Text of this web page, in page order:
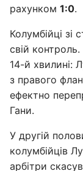
рахунком 1:0.
Колумбійці зі
свій
14-й хвилині:
з правого
ефектно
Гани.
У другій
колумбійців
арбітри